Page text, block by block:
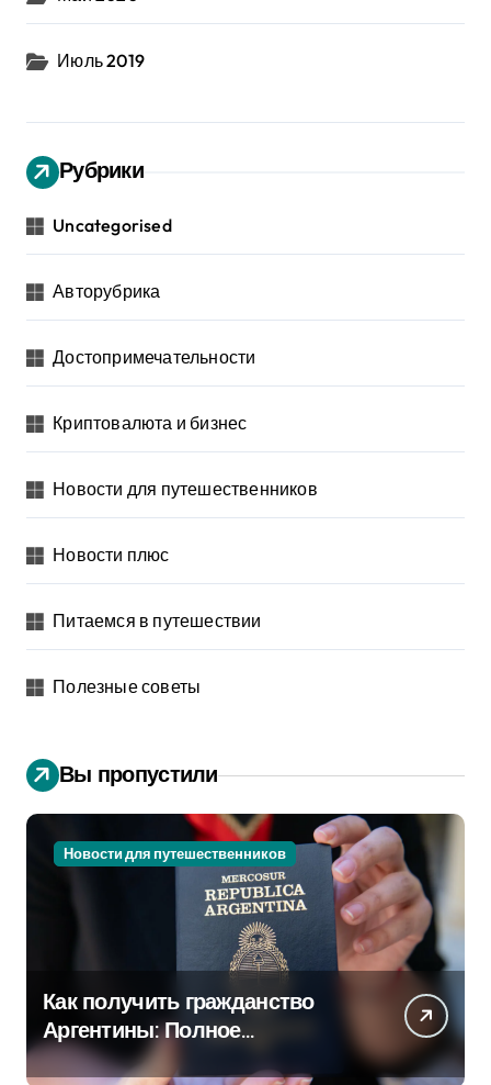
Июль 2019
Рубрики
Uncategorised
Авторубрика
Достопримечательности
Криптовалюта и бизнес
Новости для путешественников
Новости плюс
Питаемся в путешествии
Полезные советы
Вы пропустили
Новости для путешественников
Как получить гражданство
Аргентины: Полное
руководство